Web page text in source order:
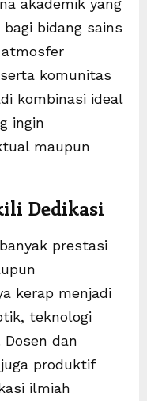
bidang sains
komunitas
kombinasi ideal
ingin
maupun
Dedikasi
prestasi
kerap menjadi
teknologi
dan
produktif
ilmiah